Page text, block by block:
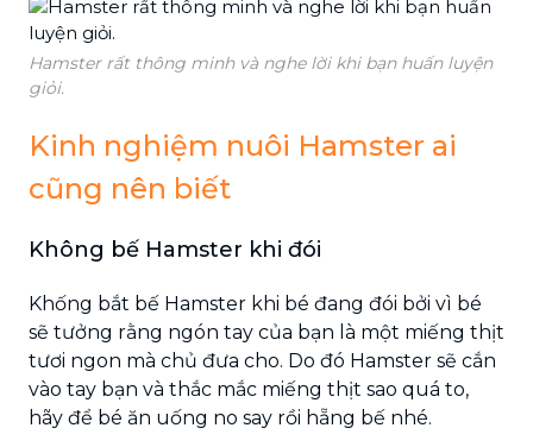
Hamster rất thông minh và nghe lời khi bạn huấn luyện
giỏi.
Kinh nghiệm nuôi Hamster ai
cũng nên biết
Không bế Hamster khi đói
Khống bắt bế Hamster khi bé đang đói bởi vì bé
sẽ tưởng rằng ngón tay của bạn là một miếng thịt
tươi ngon mà chủ đưa cho. Do đó Hamster sẽ cắn
vào tay bạn và thắc mắc miếng thịt sao quá to,
hãy để bé ăn uống no say rồi hẵng bế nhé.